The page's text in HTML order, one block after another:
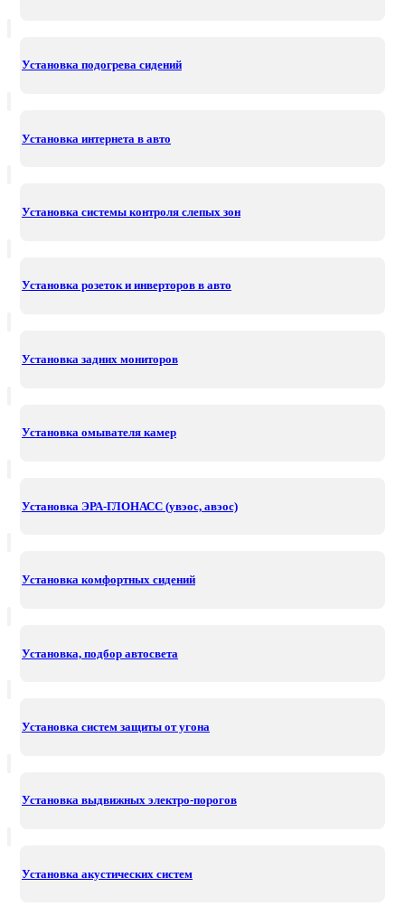
Установка подогрева сидений
Установка интернета в авто
Установка системы контроля слепых зон
Установка розеток и инверторов в авто
Установка задних мониторов
Установка омывателя камер
Установка ЭРА-ГЛОНАСС (увэос, авэос)
Установка комфортных сидений
Установка, подбор автосвета
Установка систем защиты от угона
Установка выдвижных электро-порогов
Установка акустических систем